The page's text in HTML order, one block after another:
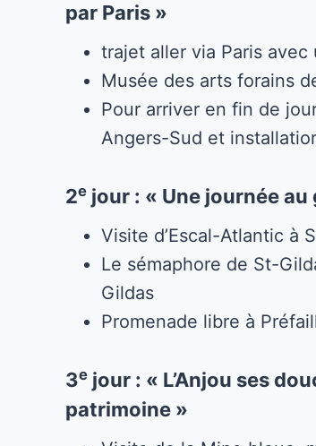
par Paris »
trajet aller via Paris avec
Musée des arts forains
Pour arriver en fin de
Angers-Sud et
2e jour : « Une journée
Visite d’Escal-Atlantic à
Le sémaphore de St-
Gildas
Promenade libre à
3e jour : « L’Anjou ses
patrimoine »